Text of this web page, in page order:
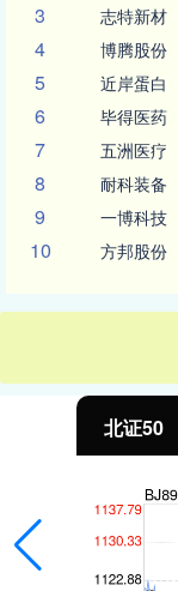
3 志特新材
4 博腾股份
5 近岸蛋白
6 毕得医药
7 五洲医疗
8 耐科装备
9 一博科技
10 方邦股份
北证50